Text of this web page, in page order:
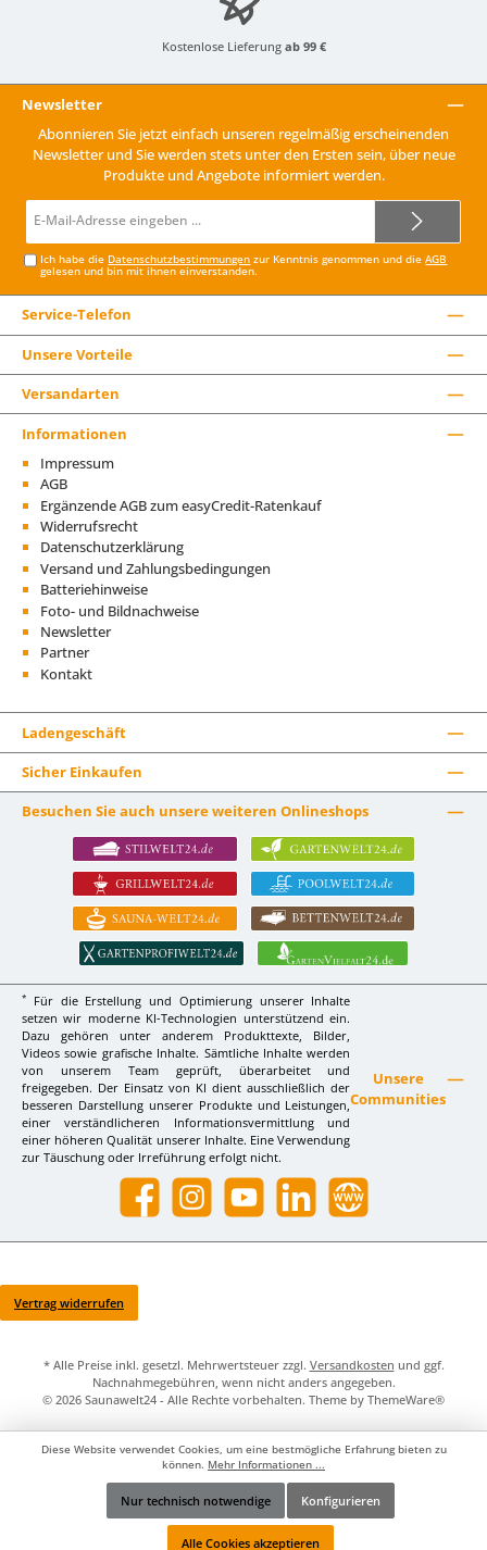
Kostenlose Lieferung ab 99 €
Newsletter
Abonnieren Sie jetzt einfach unseren regelmäßig erscheinenden
Newsletter und Sie werden stets unter den Ersten sein, über neue
Produkte und Angebote informiert werden.
Mail-
Ich habe die Datenschutzbestimmungen zur Kenntnis genommen und dieAGB
gelesen und bin mit ihnen einverstanden.
Service-Telefon
Unsere Vorteile
Versandarten
Informationen
Impressum
AGB
Ergänzende AGB zum easyCredit-Ratenkauf
Widerrufsrecht
Datenschutzerklärung
Versand und Zahlungsbedingungen
Batteriehinweise
Foto- und Bildnachweise
Newsletter
Partner
Kontakt
Ladengeschäft
Sicher Einkaufen
Besuchen Sie auch unsere weiteren Onlineshops
*
Für die Erstellung und Optimierung unserer Inhalte
setzen wir moderne KI-Technologien unterstützend ein.
Dazu gehören unter anderem Produkttexte, Bilder,
Videos sowie grafische Inhalte. Sämtliche Inhalte werden
von unserem Team geprüft, überarbeitet und
freigegeben. Der Einsatz von KI dient ausschließlich der
besseren Darstellung unserer Produkte und Leistungen,
einer verständlicheren Informationsvermittlung und
einer höheren Qualität unserer Inhalte. Eine Verwendung
zur Täuschung oder Irreführung erfolgt nicht.
Unsere
Communities
Facebook InstagramYouTube LinkedIn Website
Vertrag widerrufen
* Alle Preise inkl. gesetzl. Mehrwertsteuer zzgl. Versandkosten und ggf.
Nachnahmegebühren, wenn nicht anders angegeben.
© 2026 Saunawelt24 - Alle Rechte vorbehalten. Theme by ThemeWare®
Werkzeugleiste anzeigen
Diese Website verwendet Cookies, um eine bestmögliche Erfahrung bieten zu
können. Mehr Informationen ...
Nur technisch notwendige Konfigurieren
Alle Cookies akzeptieren